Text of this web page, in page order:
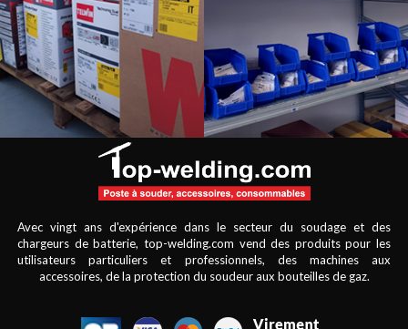
Avec vingt ans d'expérience dans le secteur du soudage et des
chargeurs de batterie, top-welding.com vend des produits pour les
utilisateurs particuliers et professionnels, des machines aux
accessoires, de la protection du soudeur aux bouteilles de gaz.